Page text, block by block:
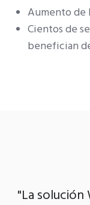
Aumento de
Cientos de
benefician
"La